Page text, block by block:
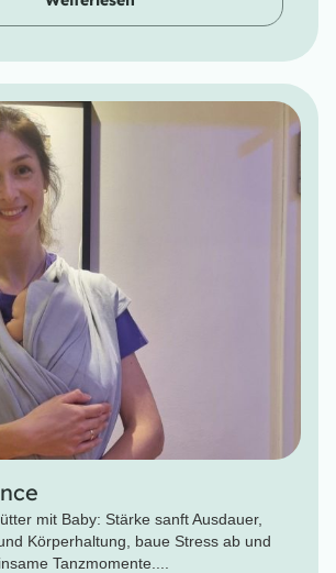
mit Baby: Stärke sanft Ausdauer,
Körperhaltung, baue Stress ab und
Tanzmomente....